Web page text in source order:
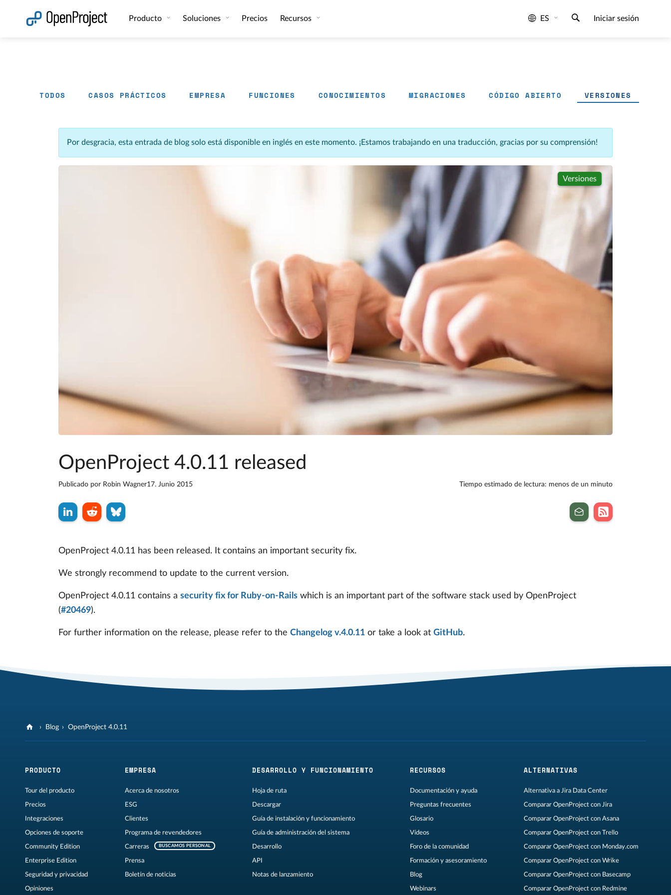
Producto Soluciones Precios Recursos ES Iniciar sesión
TODOS CASOS PRÁCTICOS EMPRESA FUNCIONES CONOCIMIENTOS MIGRACIONES CÓDIGO ABIERTO VERSIONES
Por desgracia, esta entrada de blog solo está disponible en inglés en este momento. ¡Estamos trabajando en una traducción, gracias por su comprensión!
Versiones
OpenProject 4.0.11 released
Publicado por Robin Wagner17. Junio 2015 Tiempo estimado de lectura: menos de un minuto
OpenProject 4.0.11 has been released. It contains an important security fix.
We strongly recommend to update to the current version.
OpenProject 4.0.11 contains a security fix for Ruby-on-Rails which is an important part of the software stack used by OpenProject
(#20469).
For further information on the release, please refer to the Changelog v.4.0.11 or take a look at GitHub.
Blog OpenProject 4.0.11
PRODUCTO
Tour del producto
Precios
Integraciones
Opciones de soporte
Community Edition
Enterprise Edition
Seguridad y privacidad
Opiniones
EMPRESA
Acerca de nosotros
ESG
Clientes
Programa de revendedores
Carreras BUSCAMOS PERSONAL
Prensa
Boletín de noticias
DESARROLLO Y FUNCIONAMIENTO
Hoja de ruta
Descargar
Guía de instalación y funcionamiento
Guía de administración del sistema
Desarrollo
API
Notas de lanzamiento
RECURSOS
Documentación y ayuda
Preguntas frecuentes
Glosario
Vídeos
Foro de la comunidad
Formación y asesoramiento
Blog
Webinars
ALTERNATIVAS
Alternativa a Jira Data Center
Comparar OpenProject con Jira
Comparar OpenProject con Asana
Comparar OpenProject con Trello
Comparar OpenProject con Monday.com
Comparar OpenProject con Wrike
Comparar OpenProject con Basecamp
Comparar OpenProject con Redmine